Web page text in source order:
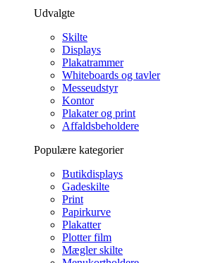
Udvalgte
Skilte
Displays
Plakatrammer
Whiteboards og tavler
Messeudstyr
Kontor
Plakater og print
Affaldsbeholdere
Populære kategorier
Butikdisplays
Gadeskilte
Print
Papirkurve
Plakatter
Plotter film
Mægler skilte